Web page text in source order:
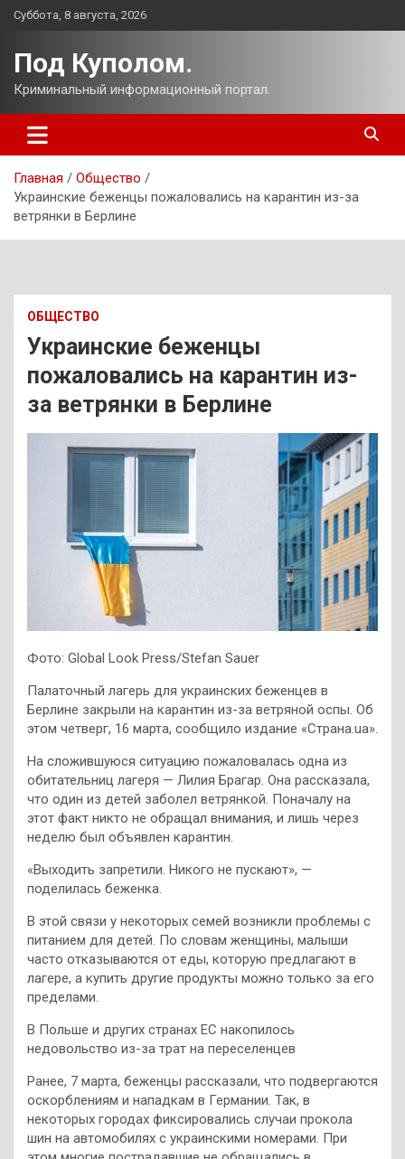
Перейти
Суббота, 8 августа, 2026
Под Куполом.
Криминальный информационный портал.
Главная
Общество
Украинские беженцы пожаловались на карантин из-за
ветрянки в Берлине
ОБЩЕСТВО
Украинские беженцы
пожаловались на карантин из-
за ветрянки в Берлине
Фото: Global Look Press/Stefan Sauer
Палаточный лагерь для украинских беженцев в
Берлине закрыли на карантин из-за ветряной оспы. Об
этом четверг, 16 марта, сообщило издание «Страна.ua».
На сложившуюся ситуацию пожаловалась одна из
обитательниц лагеря — Лилия Брагар. Она рассказала,
что один из детей заболел ветрянкой. Поначалу на
этот факт никто не обращал внимания, и лишь через
неделю был объявлен карантин.
«Выходить запретили. Никого не пускают», —
поделилась беженка.
В этой связи у некоторых семей возникли проблемы с
питанием для детей. По словам женщины, малыши
часто отказываются от еды, которую предлагают в
лагере, а купить другие продукты можно только за его
пределами.
В Польше и других странах ЕС накопилось
недовольство из-за трат на переселенцев
Ранее, 7 марта, беженцы рассказали, что подвергаются
оскорблениям и нападкам в Германии. Так, в
некоторых городах фиксировались случаи прокола
шин на автомобилях с украинскими номерами. При